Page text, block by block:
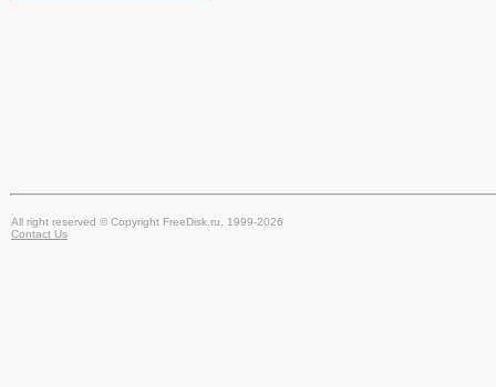
All right reserved © Copyright FreeDisk.ru, 1999-2026
Contact Us